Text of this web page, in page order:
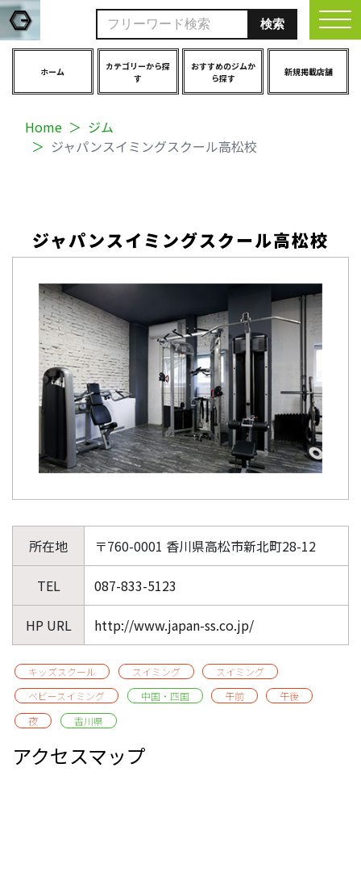
ホーム
カテゴリーから探
す
おすすめのジムか
ら探す
新規掲載店舗
Home
ジム
ジャパンスイミングスクール高松校
ジャパンスイミングスクール高松校
所在地 〒760-0001 香川県高松市新北町28-12
TEL 087-833-5123
HP URL http://www.japan-ss.co.jp/
キッズスクール スイミング
スイミング
ベビースイミング
中国・四国 午前
午後
夜
香川県
アクセスマップ